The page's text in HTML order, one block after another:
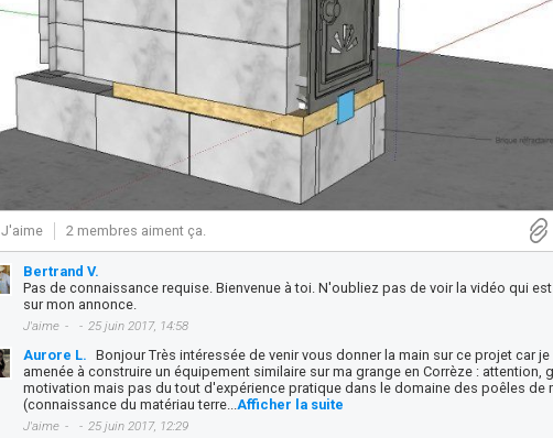
J'aime 2 membres aiment ça.
Bertrand V.
Pas de connaissance requise. Bienvenue à toi. N'oubliez pas de voir la vidéo qui est
sur mon annonce.
J'aime 25 juin 2017, 14:58
Aurore L. Bonjour Très intéressée de venir vous donner la main sur ce projet car je
amenée à construire un équipement similaire sur ma grange en Corrèze : attention,
motivation mais pas du tout d'expérience pratique dans le domaine des poêles de
(connaissance du matériau terre... Afficher la suite
J'aime 25 juin 2017, 12:29